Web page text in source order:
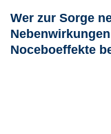
Wer zur Sorge
Noceboeffekte